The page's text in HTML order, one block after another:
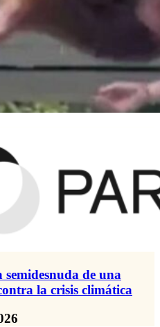
semidesnuda de una
la crisis climática